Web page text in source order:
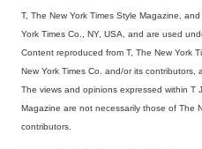
T, The New York Times Style Magazine,
York Times Co., NY, USA, and are used
Content reproduced from T, The New York
New York Times Co. and/or its contributors,
The views and opinions expressed within T
Magazine are not necessarily those of The
contributors.